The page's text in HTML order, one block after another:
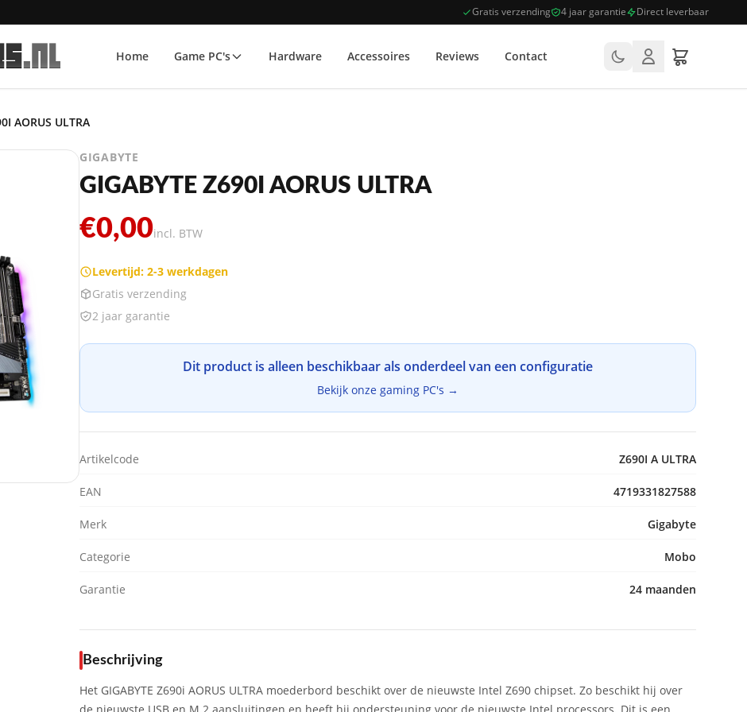
Gratis verzending 4 jaar garantie Direct leverbaar
Home Game PC's Hardware Accessoires Reviews Contact
AORUS ULTRA
GIGABYTE
GIGABYTE Z690I AORUS ULTRA
€0,00incl. BTW
Levertijd: 2-3 werkdagen
Gratis verzending
2 jaar garantie
Dit product is alleen beschikbaar als onderdeel van een configuratie
Bekijk onze gaming PC's →
Artikelcode Z690I A ULTRA
EAN 4719331827588
Merk Gigabyte
Categorie Mobo
Garantie 24 maanden
Beschrijving
Het GIGABYTE Z690i AORUS ULTRA moederbord beschikt over de nieuwste Intel Z690 chipset. Zo beschikt hij over